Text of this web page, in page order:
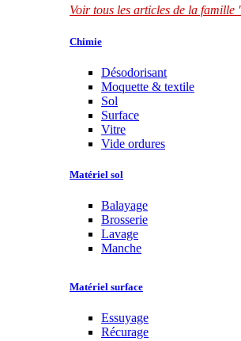
Voir tous les articles de la
Chimie
Désodorisant
Moquette & textile
Sol
Surface
Vitre
Vide ordures
Matériel sol
Balayage
Brosserie
Lavage
Manche
Matériel surface
Essuyage
Récurage